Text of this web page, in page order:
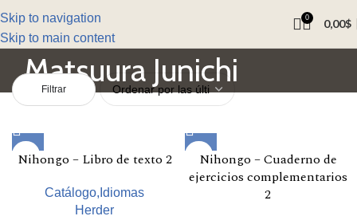
Skip to navigation
Skip to main content
0 0,00$
Matsuura Junichi
Filtrar
Nihongo – Libro de texto 2
Catálogo,Idiomas
Herder
Nihongo – Cuaderno de
ejercicios complementarios
2